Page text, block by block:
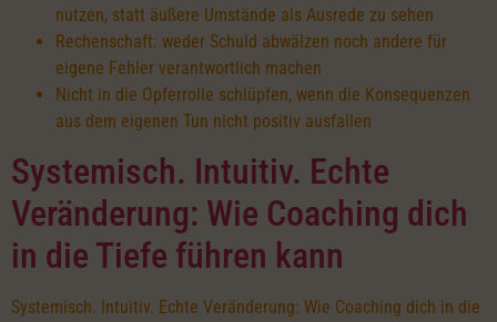
nutzen, statt äußere Umstände als Ausrede zu sehen
Rechenschaft: weder Schuld abwälzen noch andere für
eigene Fehler verantwortlich machen
Nicht in die Opferrolle schlüpfen, wenn die Konsequenzen
aus dem eigenen Tun nicht positiv ausfallen
Systemisch. Intuitiv. Echte
Veränderung: Wie Coaching dich
in die Tiefe führen kann
Systemisch. Intuitiv. Echte Veränderung: Wie Coaching dich in die